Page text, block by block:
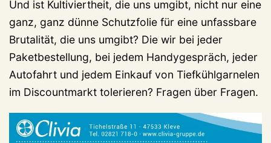
Und ist Kultiviertheit, die uns umgibt, nicht nur eine
ganz, ganz dünne Schutzfolie für eine unfassbare
Brutalität, die uns umgibt? Die wir bei jeder
Paketbestellung, bei jedem Handygespräch, jeder
Autofahrt und jedem Einkauf von Tiefkühlgarnelen
im Discountmarkt tolerieren? Fragen über Fragen.